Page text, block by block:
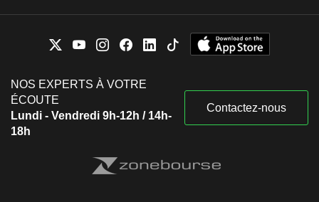
NOS EXPERTS À VOTRE
ÉCOUTE
Lundi - Vendredi 9h-12h / 14h-
18h
Contactez-nous